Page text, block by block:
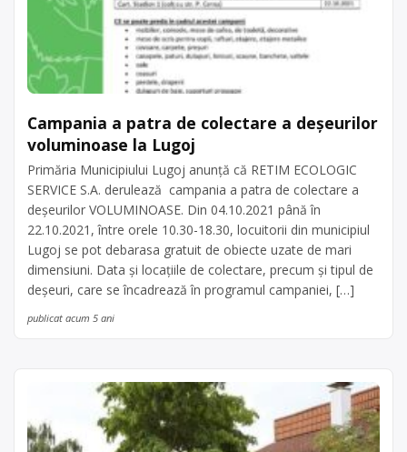
Campania a patra de colectare a deșeurilor
voluminoase la Lugoj
Primăria Municipiului Lugoj anunță că RETIM ECOLOGIC
SERVICE S.A. derulează campania a patra de colectare a
deșeurilor VOLUMINOASE. Din 04.10.2021 până în
22.10.2021, între orele 10.30-18.30, locuitorii din municipiul
Lugoj se pot debarasa gratuit de obiecte uzate de mari
dimensiuni. Data și locațiile de colectare, precum și tipul de
deșeuri, care se încadrează în programul campaniei, […]
publicat acum 5 ani